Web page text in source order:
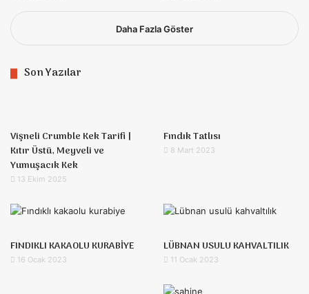
Daha Fazla Göster
Son Yazılar
Vişneli Crumble Kek Tarifi |
Kıtır Üstü, Meyveli ve
Yumuşacık Kek
13 Ekim 2025
Fındık Tatlısı
8 Mart 2023
FINDIKLI KAKAOLU KURABİYE
16 Ocak 2023
LÜBNAN USULU KAHVALTILIK
11 Ocak 2023